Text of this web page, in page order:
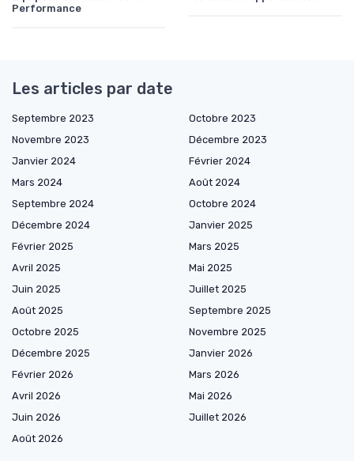
Performance
Les articles par date
Septembre 2023
Octobre 2023
Novembre 2023
Décembre 2023
Janvier 2024
Février 2024
Mars 2024
Août 2024
Septembre 2024
Octobre 2024
Décembre 2024
Janvier 2025
Février 2025
Mars 2025
Avril 2025
Mai 2025
Juin 2025
Juillet 2025
Août 2025
Septembre 2025
Octobre 2025
Novembre 2025
Décembre 2025
Janvier 2026
Février 2026
Mars 2026
Avril 2026
Mai 2026
Juin 2026
Juillet 2026
Août 2026